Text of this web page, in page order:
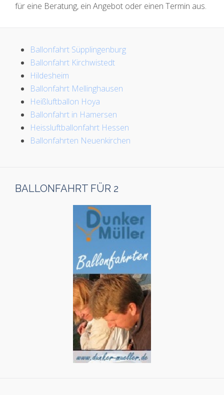
für eine Beratung, ein Angebot oder einen Termin aus.
Ballonfahrt Süpplingenburg
Ballonfahrt Kirchwistedt
Hildesheim
Ballonfahrt Mellinghausen
Heißluftballon Hoya
Ballonfahrt in Hamersen
Heissluftballonfahrt Hessen
Ballonfahrten Neuenkirchen
BALLONFAHRT FÜR 2